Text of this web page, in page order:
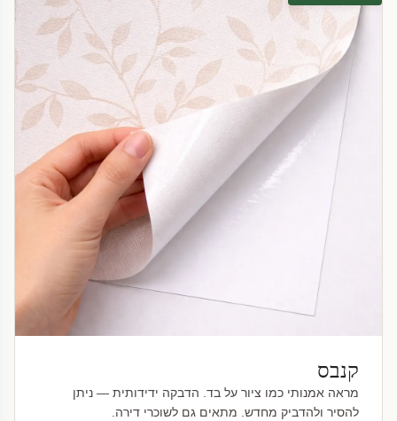
קנבס
מראה אמנותי כמו ציור על בד. הדבקה ידידותית — ניתן
להסיר ולהדביק מחדש. מתאים גם לשוכרי דירה.